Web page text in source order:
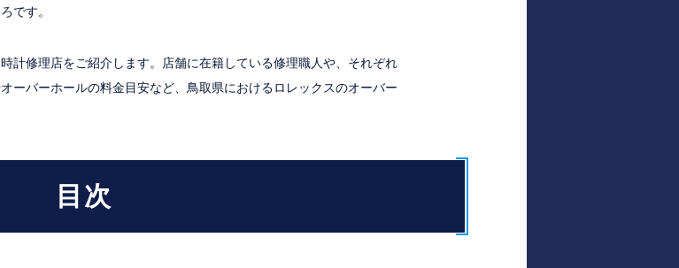
です。
計修理店をご紹介します。店舗に在籍している修理職人や、それぞれ
ーバーホールの料金目安など、鳥取県におけるロレックスのオーバー
目次